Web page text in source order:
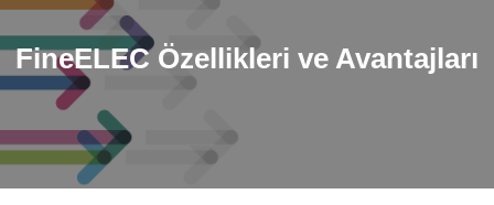
FineELECÖzellikleri ve Avantajları